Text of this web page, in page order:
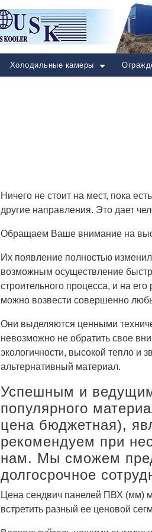
Холодильные камеры
Ничего не стоит на мест, пока
другие направления. Это дает
Обращаем Ваше внимание на
Их появление полностью
возможным осуществление
строительного процесса, и на
можно возвести совершенно
Они выделяются ценными
невозможно не обратить свое
экологичности, высокой тепло и
альтернативный материал.
Успешным и
популярного
цена бюджетная),
рекомендуем при
нам. Мы сможем
долгосрочное
Цена сендвич панелей ПВХ (мм)
встретить разный ее ценовой